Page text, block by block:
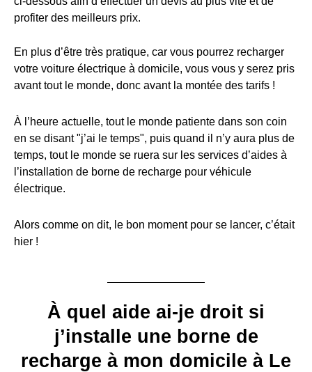
profiter des meilleurs prix.
En plus d’être très pratique, car vous pourrez recharger
votre voiture électrique à domicile, vous vous y serez pris
avant tout le monde, donc avant la montée des tarifs !
À l’heure actuelle, tout le monde patiente dans son coin
en se disant "j’ai le temps", puis quand il n’y aura plus de
temps, tout le monde se ruera sur les services d’aides à
l’installation de borne de recharge pour véhicule
électrique.
Alors comme on dit, le bon moment pour se lancer, c’était
hier !
À quel aide ai-je droit si
j’installe une borne de
recharge à mon domicile à Le